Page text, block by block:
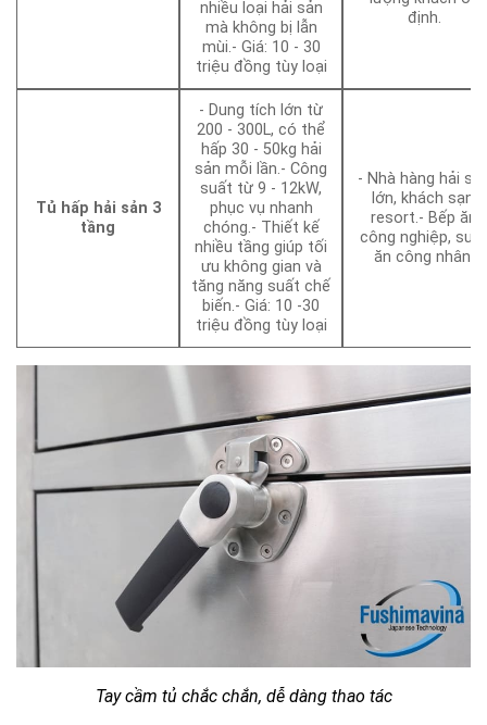
nhiều loại hải sản
mà không bị lẫn
mùi.- Giá: 10 - 30
triệu đồng tùy loại
định.
Tủ hấp hải sản 3
tầng
- Dung tích lớn từ
200 - 300L, có thể
hấp 30 - 50kg hải
sản mỗi lần.- Công
suất từ 9 - 12kW,
phục vụ nhanh
chóng.- Thiết kế
nhiều tầng giúp tối
ưu không gian và
tăng năng suất chế
biến.- Giá: 10 -30
triệu đồng tùy loại
- Nhà hàng hải
lớn, khách sạn,
resort.- Bếp ăn
công nghiệp, suất
ăn công nhân.
Tay cầm tủ chắc chắn, dễ dàng thao tác